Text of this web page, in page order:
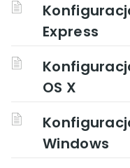
Express
OS X
Windows